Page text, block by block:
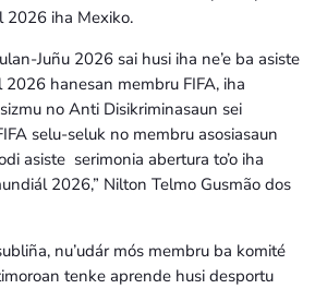
2026 iha Mexiko.
Juñu 2026 sai husi iha ne’e ba asiste
hanesan membru FIFA, iha
no Anti Disikriminasaun sei
selu-seluk no membru asosiasaun
asiste serimonia abertura to’o iha
2026,” Nilton Telmo Gusmão dos
nu’udár mós membru ba komité
tenke aprende husi desportu